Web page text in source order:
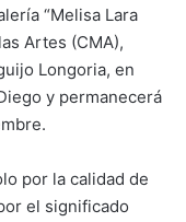
“Melisa Lara
Artes (CMA),
Longoria, en
y permanecerá
por la calidad de
el significado